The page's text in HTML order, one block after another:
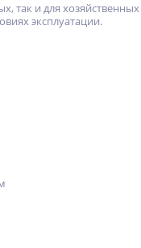
так и для
эксплуатации.